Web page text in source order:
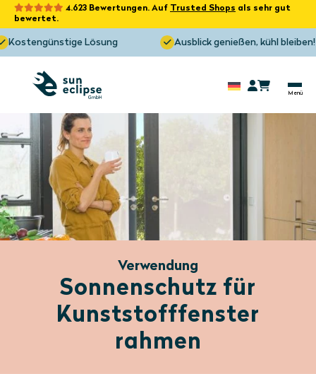
4.623 Bewertungen. Auf Trusted Shops als sehr gut
bewertet.
Lösung Ausblick genießen, kühl bleiben!
Verwendung
Sonnenschutz für
Kunststofffenster
rahmen